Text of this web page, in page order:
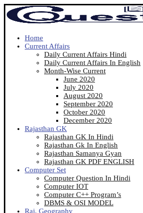
Home
Current Affairs
Daily Current Affairs Hindi
Daily Current Affairs In English
Month-Wise Current
June 2020
July 2020
August 2020
September 2020
October 2020
December 2020
Rajasthan GK
Rajasthan GK In Hindi
Rajasthan Gk In English
Rajasthan Samanya Gyan
Rajasthan GK PDF ENGLISH
Computer Set
Computer Question In Hindi
Computer IOT
Computer C++ Program’s
DBMS & OSI MODEL
Raj. Geography